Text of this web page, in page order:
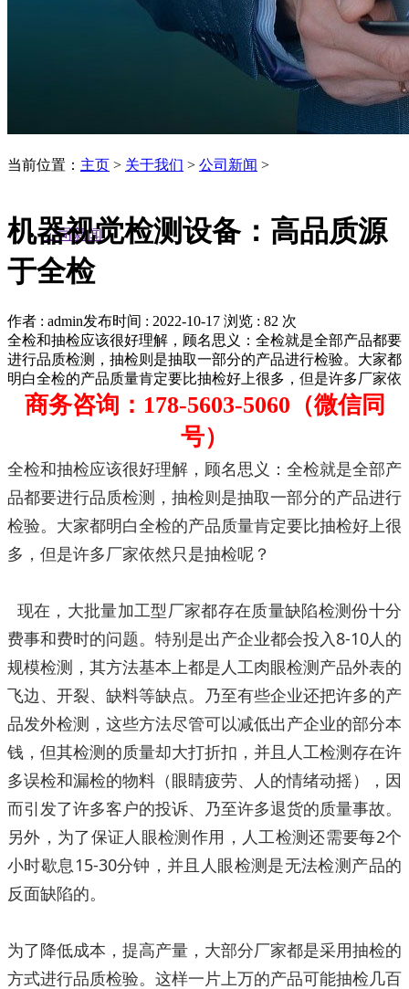
当前位置： 主页 > 关于我们 > 公司新闻 >
公司新闻
机器视觉检测设备：高品质源
于全检
作者 : admin发布时间 : 2022-10-17 浏览 : 82 次
全检和抽检应该很好理解，顾名思义：全检就是全部产品都要
进行品质检测，抽检则是抽取一部分的产品进行检验。大家都
明白全检的产品质量肯定要比抽检好上很多，但是许多厂家依
商务咨询：178-5603-5060（微信同
号）
全检和抽检应该很好理解，顾名思义：全检就是全部产
品都要进行品质检测，抽检则是抽取一部分的产品进行
检验。大家都明白全检的产品质量肯定要比抽检好上很
多，但是许多厂家依然只是抽检呢？
现在，大批量加工型厂家都存在质量缺陷检测份十分
费事和费时的问题。特别是出产企业都会投入 8-10 人的
规模检测，其方法基本上都是人工肉眼检测产品外表的
飞边、开裂、缺料等缺点。乃至有些企业还把许多的产
品发外检测，这些方法尽管可以减低出产企业的部分本
钱，但其检测的质量却大打折扣，并且人工检测存在许
多误检和漏检的物料（眼睛疲劳、人的情绪动摇），因
而引发了许多客户的投诉、乃至许多退货的质量事故。
另外，为了保证人眼检测作用，人工检测还需要每2个
小时歇息 15-30分钟，并且人眼检测是无法检测产品的
反面缺陷的。
为了降低成本，提高产量，大部分厂家都是采用抽检的
方式进行品质检验。这样一片上万的产品可能抽检几百